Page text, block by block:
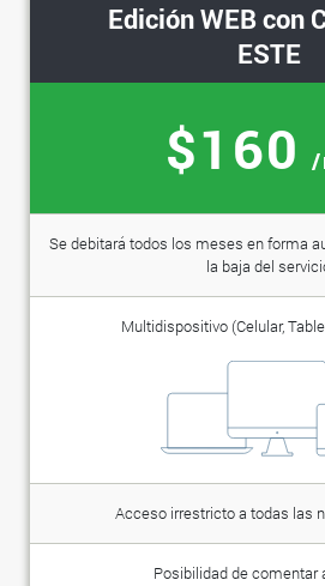
Edición WEB con
ESTE
$160 /
Se debitará todos los meses en forma
la baja del
Multidispositivo (Celular,
Acceso irrestricto a todas las
Posibilidad de comentar